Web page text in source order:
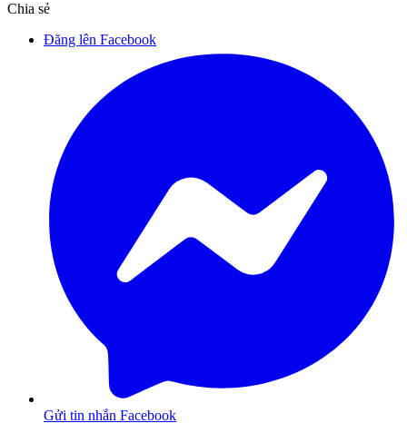
Chia sẻ
Đăng lên Facebook
Gửi tin nhắn Facebook